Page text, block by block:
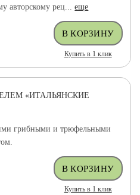
авторскому рец...еще
Купить в 1 клик
«ИТАЛЬЯНСКИЕ
грибными и трюфельными
Купить в 1 клик